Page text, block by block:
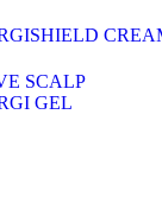
SCALP
GEL